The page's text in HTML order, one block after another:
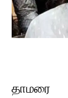
தாமரை